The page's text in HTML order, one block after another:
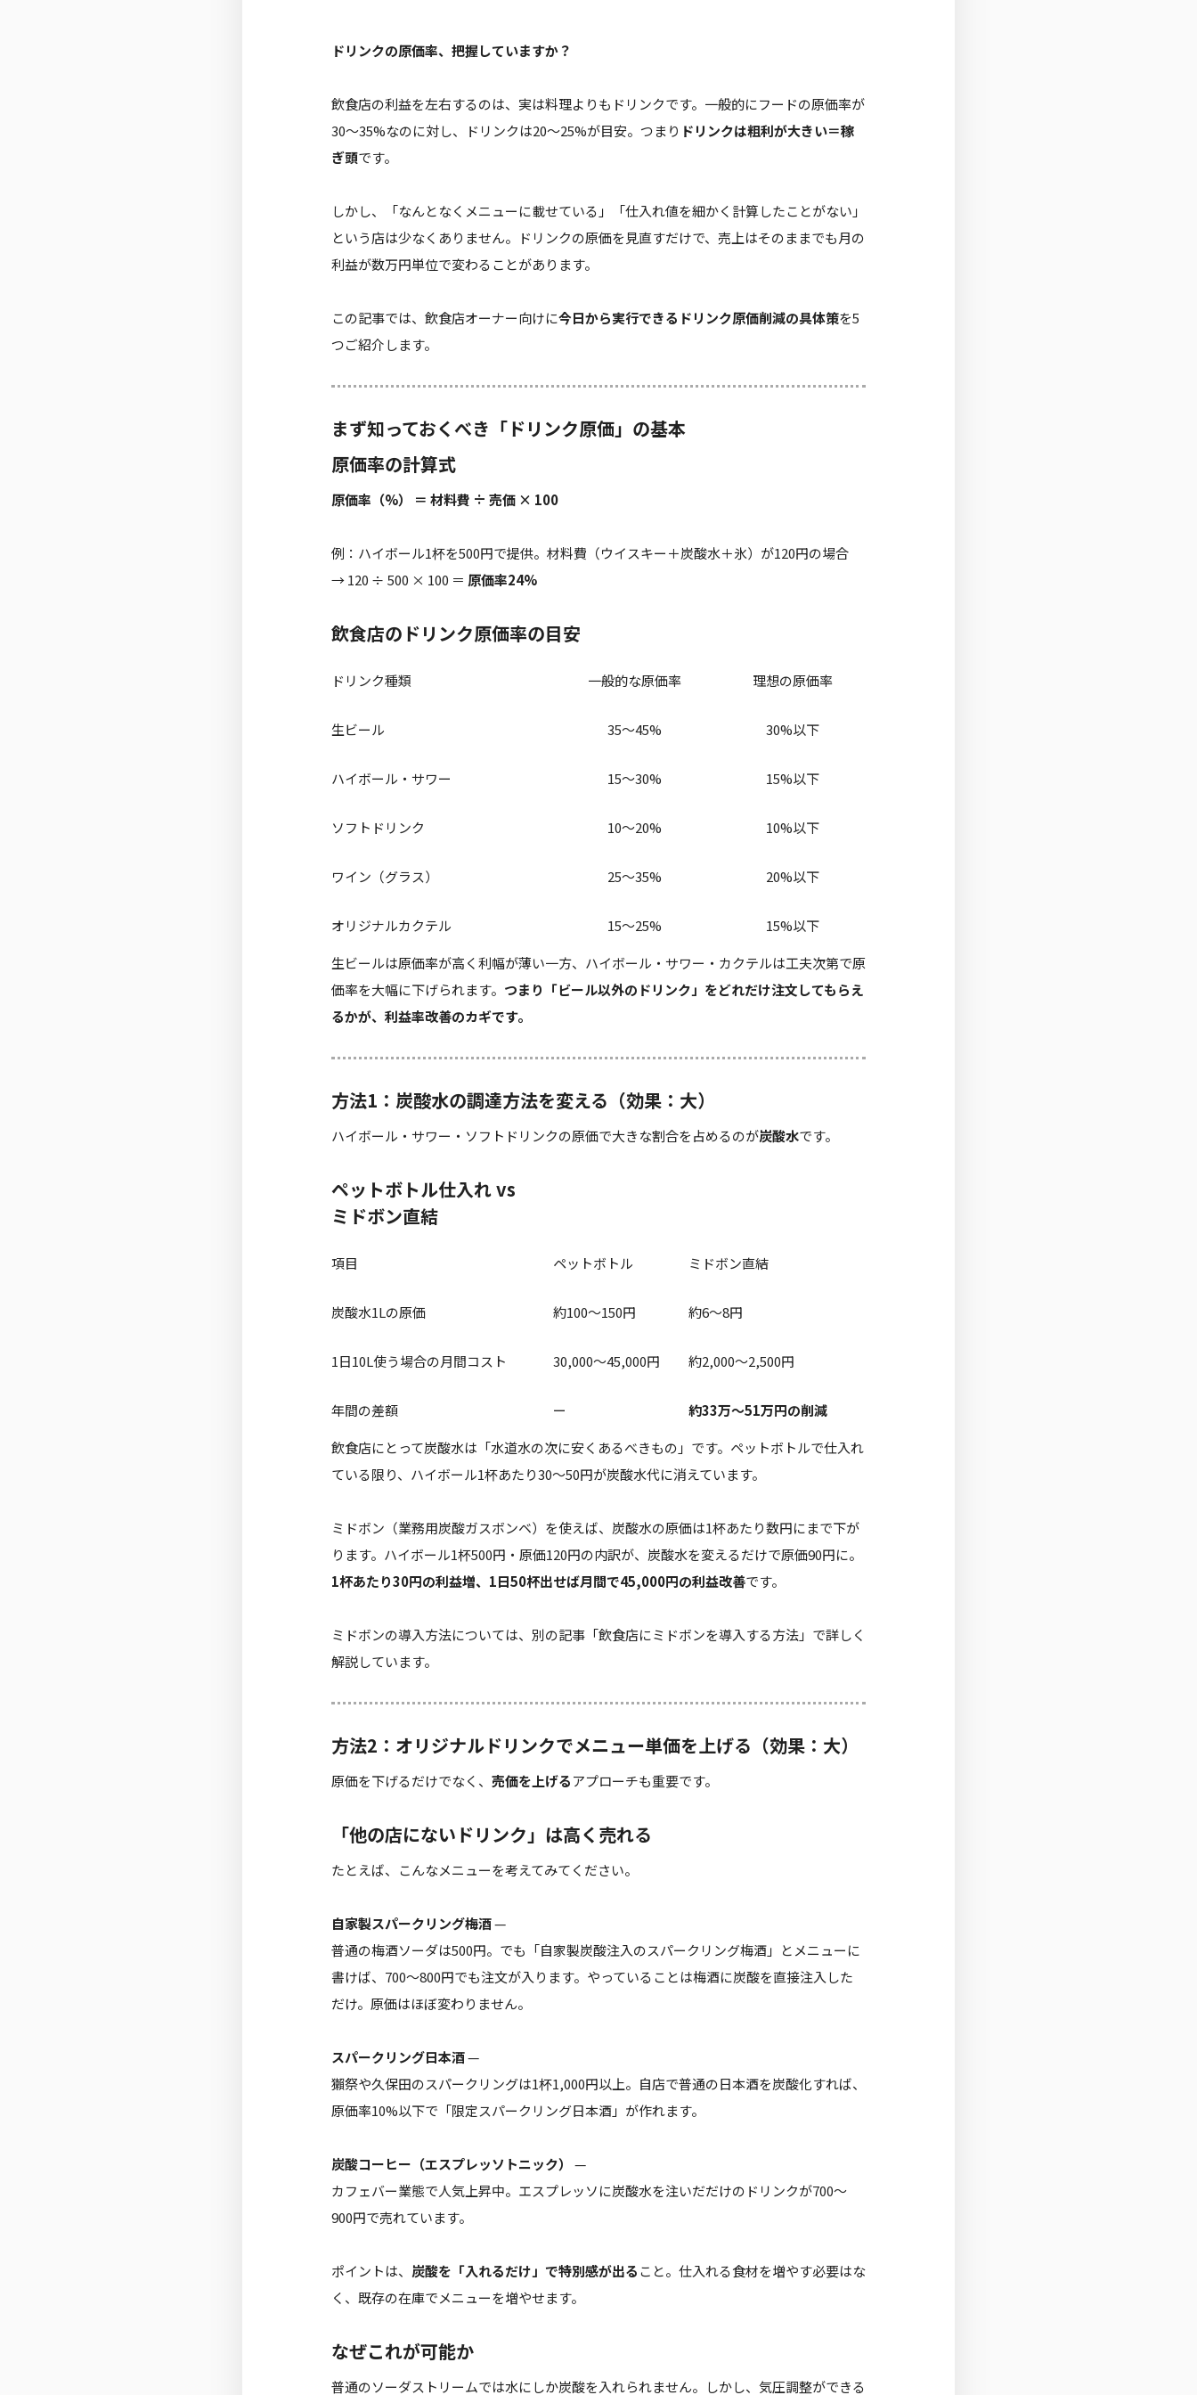
ドリンクの原価率、把握していますか？
飲食店の利益を左右するのは、実は料理よりもドリンクです。一般的にフードの原価率が
30〜35%なのに対し、ドリンクは20〜25%が目安。つまり ドリンクは粗利が大きい＝稼
ぎ頭です。
しかし、「なんとなくメニューに載せている」「仕入れ値を細かく計算したことがない」
という店は少なくありません。ドリンクの原価を見直すだけで、売上はそのままでも月の
利益が数万円単位で変わることがあります。
この記事では、飲食店オーナー向けに今日から実行できるドリンク原価削減の具体策を5
つご紹介します。
まず知っておくべき「ドリンク原価」の基本
原価率の計算式
原価率（%） ＝ 材料費 ÷ 売価 × 100
例：ハイボール1杯を500円で提供。材料費（ウイスキー＋炭酸水＋氷）が120円の場合
→ 120 ÷ 500 × 100 ＝ 原価率24%
飲食店のドリンク原価率の目安
ドリンク種類 一般的な原価率 理想の原価率
生ビール 35〜45% 30%以下
ハイボール・サワー 15〜30% 15%以下
ソフトドリンク 10〜20% 10%以下
ワイン（グラス） 25〜35% 20%以下
オリジナルカクテル 15〜25%
15%以下
生ビールは原価率が高く利幅が薄い一方、ハイボール・サワー・カクテルは工夫次第で原
価率を大幅に下げられます。 つまり「ビール以外のドリンク」をどれだけ注文してもらえ
るかが、利益率改善のカギです。
方法1：炭酸水の調達方法を変える（効果：大）
ハイボール・サワー・ソフトドリンクの原価で大きな割合を占めるのが炭酸水です。
ペットボトル仕入れ vs
ミドボン直結
項目 ペットボトル ミドボン直結
炭酸水1Lの原価 約100〜150円 約6〜8円
1日10L使う場合の月間コスト 30,000〜45,000円 約2,000〜2,500円
年間の差額 ー
約33万〜51万円の削減
飲食店にとって炭酸水は「水道水の次に安くあるべきもの」です。ペットボトルで仕入れ
ている限り、ハイボール1杯あたり30〜50円が炭酸水代に消えています。
ミドボン（業務用炭酸ガスボンベ）を使えば、炭酸水の原価は1杯あたり数円にまで下が
ります。ハイボール1杯500円・原価120円の内訳が、炭酸水を変えるだけで原価90円に。
1杯あたり30円の利益増、1日50杯出せば月間で45,000円の利益改善です。
ミドボンの導入方法については、別の記事「飲食店にミドボンを導入する方法」で詳しく
解説しています。
方法2：オリジナルドリンクでメニュー単価を上げる（効果：大）
原価を下げるだけでなく、 売価を上げるアプローチも重要です。
「他の店にないドリンク」は高く売れる
たとえば、こんなメニューを考えてみてください。
自家製スパークリング梅酒—
普通の梅酒ソーダは500円。でも「自家製炭酸注入のスパークリング梅酒」とメニューに
書けば、700〜800円でも注文が入ります。やっていることは梅酒に炭酸を直接注入した
だけ。原価はほぼ変わりません。
スパークリング日本酒—
獺祭や久保田のスパークリングは1杯1,000円以上。自店で普通の日本酒を炭酸化すれば、
原価率10%以下で「限定スパークリング日本酒」が作れます。
炭酸コーヒー（エスプレッソトニック）
—
カフェバー業態で人気上昇中。エスプレッソに炭酸水を注いだだけのドリンクが700〜
900円で売れています。
ポイントは、 炭酸を「入れるだけ」で特別感が出ること。仕入れる食材を増やす必要はな
く、既存の在庫でメニューを増やせます。
なぜこれが可能か
普通のソーダストリームでは水にしか炭酸を入れられません。しかし、気圧調整ができる